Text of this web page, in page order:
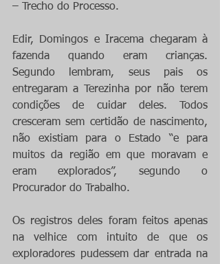
– Trecho do Processo.
Edir, Domingos e Iracema chegaram à
fazenda quando eram crianças.
Segundo lembram, seus pais os
entregaram a Terezinha por não terem
condições de cuidar deles. Todos
cresceram sem certidão de nascimento,
não existiam para o Estado “e para
muitos da região em que moravam e
eram explorados”, segundo o
Procurador do Trabalho.
Os registros deles foram feitos apenas
na velhice com intuito de que os
exploradores pudessem dar entrada na